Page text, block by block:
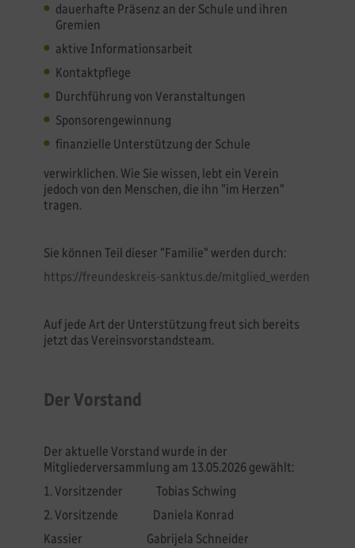
dauerhafte Präsenz an der Schule und ihren
Gremien
aktive Informationsarbeit
Kontaktpflege
Durchführung von Veranstaltungen
Sponsorengewinnung
finanzielle Unterstützung der Schule
verwirklichen. Wie Sie wissen, lebt ein Verein
jedoch von den Menschen, die ihn "im Herzen"
tragen.
Sie können Teil dieser "Familie" werden durch:
https://freundeskreis-sanktus.de/mitglied_werden
Auf jede Art der Unterstützung freut sich bereits
jetzt das Vereinsvorstandsteam.
Der Vorstand
Der aktuelle Vorstand wurde in der
Mitgliederversammlung am 13.05.2026 gewählt:
1. Vorsitzender Tobias Schwing
2. Vorsitzende Daniela Konrad
Kassier Gabrijela Schneider